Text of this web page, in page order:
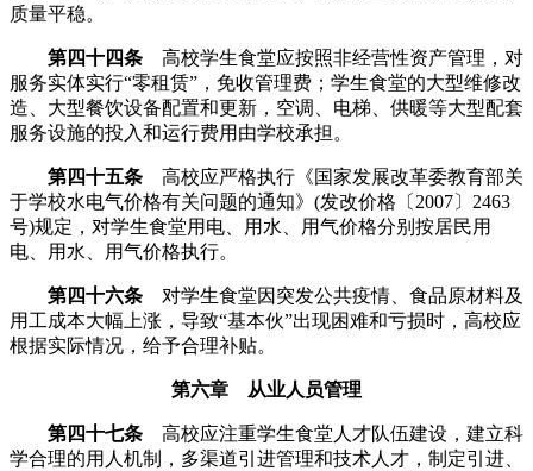
质量平稳。
第四十四条 高校学生食堂应按照非经营性资产管理，对
服务实体实行“零租赁”，免收管理费；学生食堂的大型维修改
造、大型餐饮设备配置和更新，空调、电梯、供暖等大型配套
服务设施的投入和运行费用由学校承担。
第四十五条 高校应严格执行《国家发展改革委教育部关
于学校水电气价格有关问题的通知》(发改价格〔2007〕2463
号)规定，对学生食堂用电、用水、用气价格分别按居民用
电、用水、用气价格执行。
第四十六条 对学生食堂因突发公共疫情、食品原材料及
用工成本大幅上涨，导致“基本伙”出现困难和亏损时，高校应
根据实际情况，给予合理补贴。
第六章 从业人员管理
第四十七条 高校应注重学生食堂人才队伍建设，建立科
学合理的用人机制，多渠道引进管理和技术人才，制定引进、